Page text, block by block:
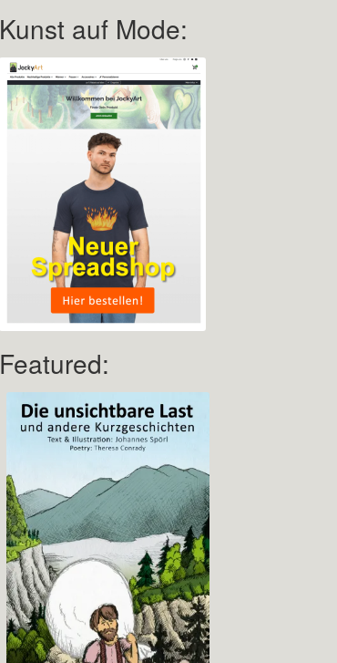
Kunst auf Mode:
Featured: